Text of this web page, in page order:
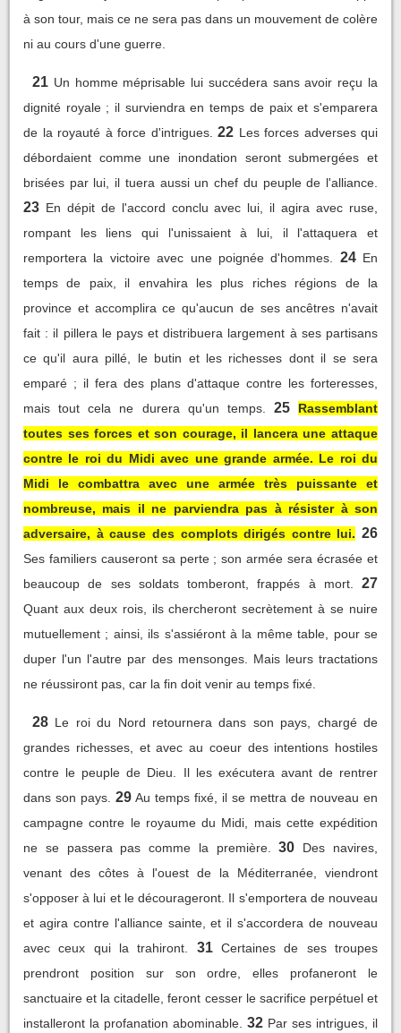
à son tour, mais ce ne sera pas dans un mouvement de colère
ni au cours d'une guerre.
21 Un homme méprisable lui succédera sans avoir reçu la
dignité royale ; il surviendra en temps de paix et s'emparera
de la royauté à force d'intrigues. 22 Les forces adverses qui
débordaient comme une inondation seront submergées et
brisées par lui, il tuera aussi un chef du peuple de l'alliance.
23 En dépit de l'accord conclu avec lui, il agira avec ruse,
rompant les liens qui l'unissaient à lui, il l'attaquera et
remportera la victoire avec une poignée d'hommes.
24 En
temps de paix, il envahira les plus riches régions de la
province et accomplira ce qu'aucun de ses ancêtres n'avait
fait : il pillera le pays et distribuera largement à ses partisans
ce qu'il aura pillé, le butin et les richesses dont il se sera
emparé ; il fera des plans d'attaque contre les forteresses,
mais tout cela ne durera qu'un temps.
25
Rassemblant
toutes ses forces et son courage, il lancera une attaque
contre le roi du Midi avec une grande armée. Le roi du
Midi le combattra avec une armée très puissante et
nombreuse, mais il ne parviendra pas à résister à son
adversaire, à cause des complots dirigés contre lui. 26
Ses familiers causeront sa perte ; son armée sera écrasée et
beaucoup de ses soldats tomberont, frappés à mort.
27
Quant aux deux rois, ils chercheront secrètement à se nuire
mutuellement ; ainsi, ils s'assiéront à la même table, pour se
duper l'un l'autre par des mensonges. Mais leurs tractations
ne réussiront pas, car la fin doit venir au temps fixé.
28 Le roi du Nord retournera dans son pays, chargé de
grandes richesses, et avec au coeur des intentions hostiles
contre le peuple de Dieu. Il les exécutera avant de rentrer
dans son pays. 29 Au temps fixé, il se mettra de nouveau en
campagne contre le royaume du Midi, mais cette expédition
ne se passera pas comme la première.
30
Des navires,
venant des côtes à l'ouest de la Méditerranée, viendront
s'opposer à lui et le décourageront. Il s'emportera de nouveau
et agira contre l'alliance sainte, et il s'accordera de nouveau
avec ceux qui la trahiront.
31 Certaines de ses troupes
prendront position sur son ordre, elles profaneront le
sanctuaire et la citadelle, feront cesser le sacrifice perpétuel et
installeront la profanation abominable. 32 Par ses intrigues, il